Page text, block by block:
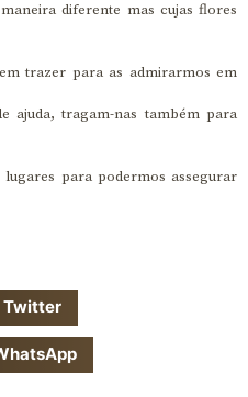
diferente mas cujas flores
trazer para as admirarmos em
ajuda, tragam-nas também para
para podermos assegurar
Twitter